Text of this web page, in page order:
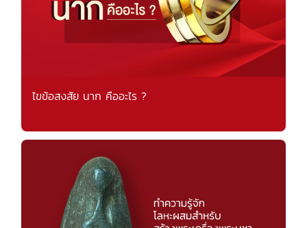
ไขข้อสงสัย นาก คืออะไร ?